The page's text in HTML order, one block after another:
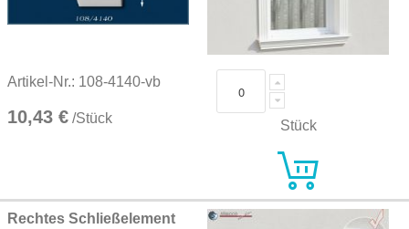
Artikel-Nr.: 108-4140-vb
10,43 € /Stück Stück
Rechtes Schließelement